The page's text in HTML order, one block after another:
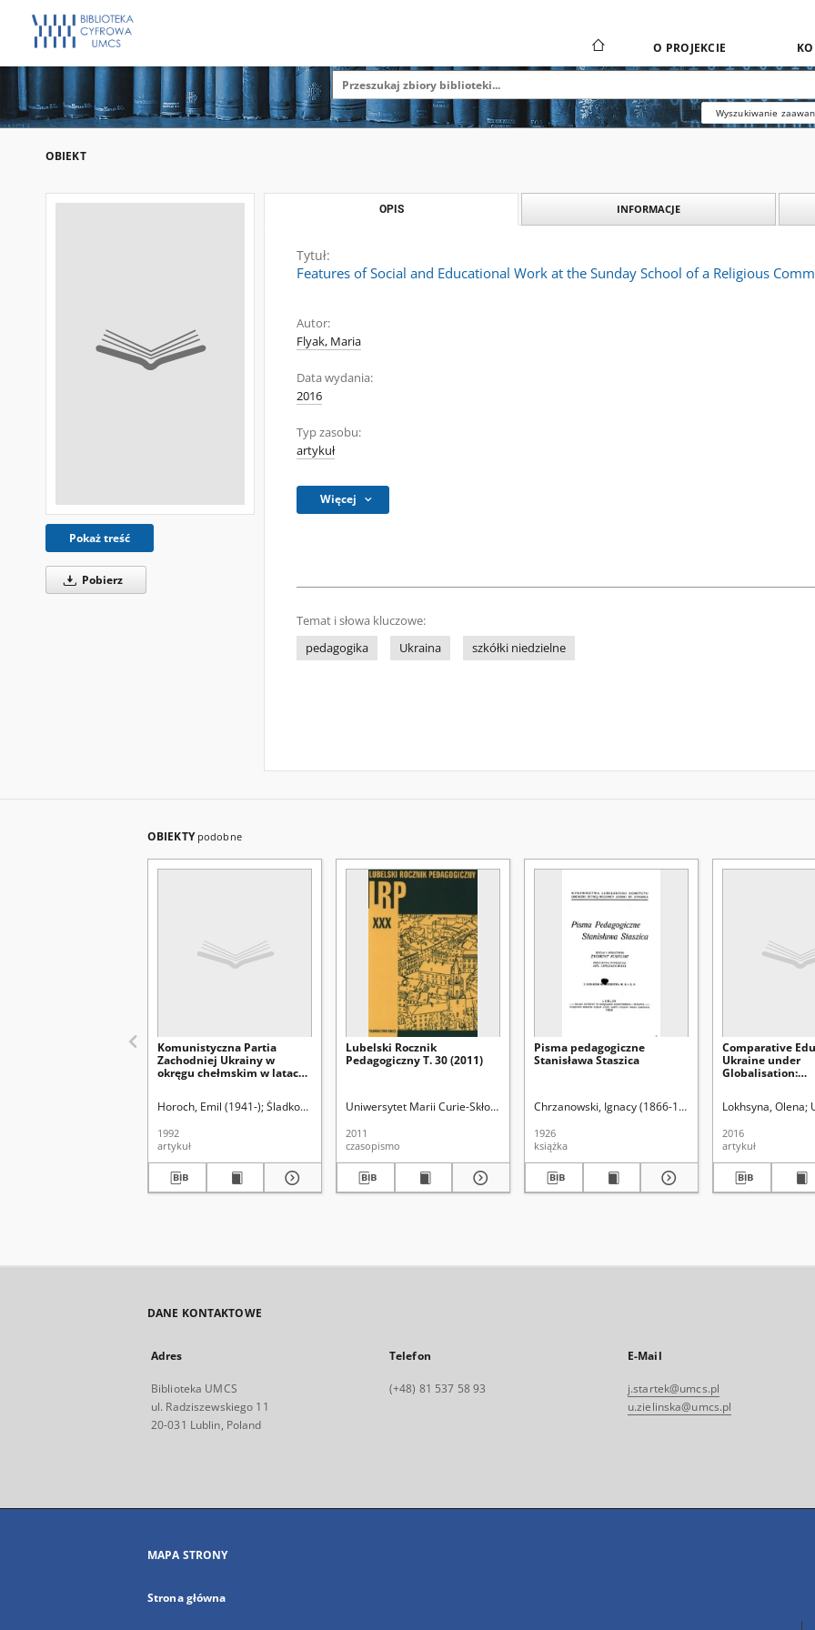
O PROJEKCIE
Wyszukiwanie
OBIEKT
Pokaż treść
Pobierz
OPIS INFORMACJE
Tytuł:
Features of Social and Educational Work at the Sunday School of a Religious
Autor:
Flyak, Maria
Data wydania:
2016
Typ zasobu:
artykuł
Więcej
Temat i słowa kluczowe:
pedagogika
Ukraina szkółki niedzielne
OBIEKTY podobne
Komunistyczna Partia
Zachodniej Ukrainy w
okręgu chełmskim w latach
Horoch, Emil (1941-) Śladkowski, Wiesław (1935-). Red.
1992
artykuł
Lubelski Rocznik
Pedagogiczny T. 30 (2011)
Uniwersytet Marii Curie-Skłodowskiej (Lublin). Wydział Pedagogiki i Psychologii Kirenko,
2011
czasopismo
Pisma pedagogiczne
Stanisława Staszica
Chrzanowski, Ignacy (1866-1940). Przedm. Kukulski,
1926
książka
Comparative
Ukraine under
Globalisation:
Lokhsyna, Olena
2016
artykuł
DANE KONTAKTOWE
Adres
Biblioteka UMCS
ul. Radziszewskiego 11
20-031 Lublin, Poland
Telefon
(+48) 81 537 58 93
E-Mail
j.startek@umcs.pl
u.zielinska@umcs.pl
MAPA STRONY
Strona główna